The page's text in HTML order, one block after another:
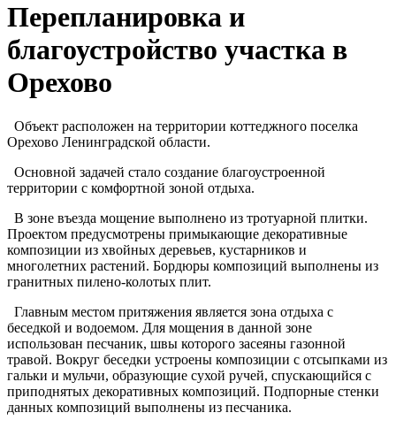
Перепланировка и
благоустройство участка в
Орехово
Объект расположен на территории коттеджного поселка
Орехово Ленинградской области.
Основной задачей стало создание благоустроенной
территории с комфортной зоной отдыха.
В зоне въезда мощение выполнено из тротуарной плитки.
Проектом предусмотрены примыкающие декоративные
композиции из хвойных деревьев, кустарников и
многолетних растений. Бордюры композиций выполнены из
гранитных пилено-колотых плит.
Главным местом притяжения является зона отдыха с
беседкой и водоемом. Для мощения в данной зоне
использован песчаник, швы которого засеяны газонной
травой. Вокруг беседки устроены композиции с отсыпками из
гальки и мульчи, образующие сухой ручей, спускающийся с
приподнятых декоративных композиций. Подпорные стенки
данных композиций выполнены из песчаника.